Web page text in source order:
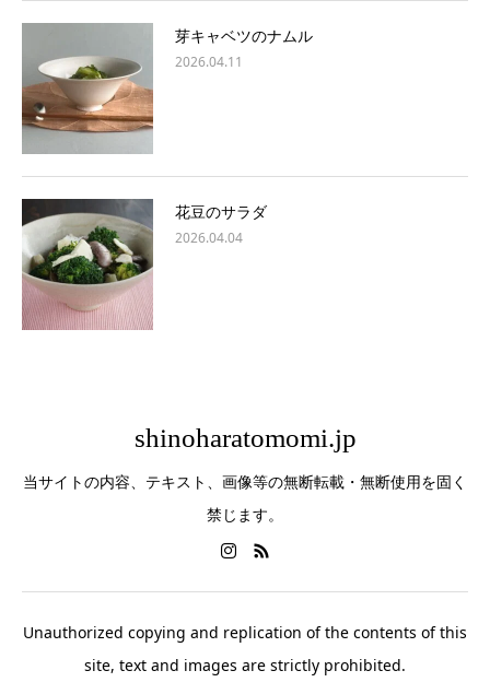
芽キャベツのナムル
2026.04.11
花豆のサラダ
2026.04.04
shinoharatomomi.jp
当サイトの内容、テキスト、画像等の無断転載・無断使用を固く
禁じます。
Unauthorized copying and replication of the contents of this
site, text and images are strictly prohibited.